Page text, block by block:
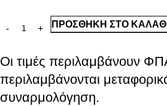
ΠΡΟΣΘΉΚΗ ΣΤΟ ΚΑΛΆΘΙ
Οι τιμές περιλαμβάνουν
περιλαμβάνονται
συναρμολόγηση.